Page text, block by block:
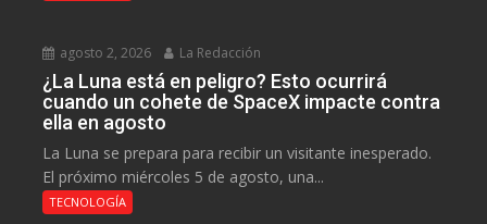
agosto 2, 2026 La Redacción
¿La Luna está en peligro? Esto ocurrirá
cuando un cohete de SpaceX impacte contra
ella en agosto
La Luna se prepara para recibir un visitante inesperado.
El próximo miércoles 5 de agosto, una...
TECNOLOGÍA